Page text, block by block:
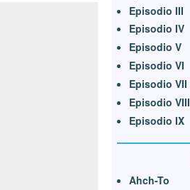
Episodio III
Episodio IV
Episodio V
Episodio VI
Episodio VII
Episodio VIII
Episodio IX
Ahch-To